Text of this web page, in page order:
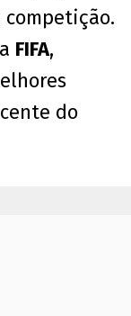
competição.
FIFA,
do